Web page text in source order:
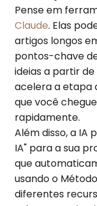
Pense em
Claude. Elas
artigos longos
pontos-chave
ideias a partir
acelera a etapa
que você
rapidamente.
Além disso, a IA
IA" para a sua
que
usando o
diferentes